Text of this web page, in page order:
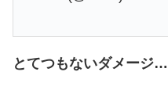
とてつもないダメージ